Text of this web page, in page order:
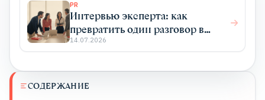
СОДЕРЖАНИЕ
PR
Интервью эксперта: как
превратить один разговор в
системный PR
14.07.2026